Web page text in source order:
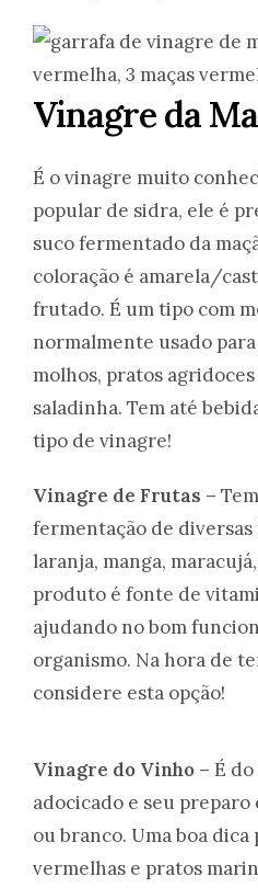
Vinagre da
É o vinagre muito
popular de sidra, ele é
suco fermentado da
coloração é amarela/
frutado. É um tipo com
normalmente usado
molhos, pratos
saladinha. Tem até
tipo de vinagre!
Vinagre de Frutas –
fermentação de diversas
laranja, manga,
produto é fonte de
ajudando no bom
organismo. Na hora de
considere esta opção!
Vinagre do Vinho – É
adocicado e seu
ou branco. Uma boa
vermelhas e pratos